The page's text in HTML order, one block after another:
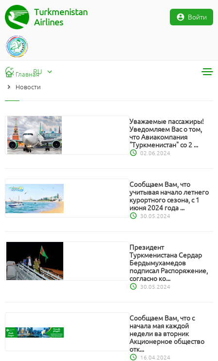
Turkmenistan
Airlines
Войти
RU
RU
EN
Главная
Новости
Уважаемые пассажиры!
Уведомляем Вас о том,
что Авиакомпания
"Туркменистан" со 2 ...
02.06.2024
Сообщаем Вам, что
учитывая начало летнего
курортного сезона, с 1
июня 2024 года ...
30.05.2024
Президент
Туркменистана Сердар
Бердымухамедов
подписал Распоряжение,
согласно ко...
30.05.2024
Сообщаем Вам, что с
начала мая каждой
недели ва вторник
Акционерное общество
отк...
16.04.2024